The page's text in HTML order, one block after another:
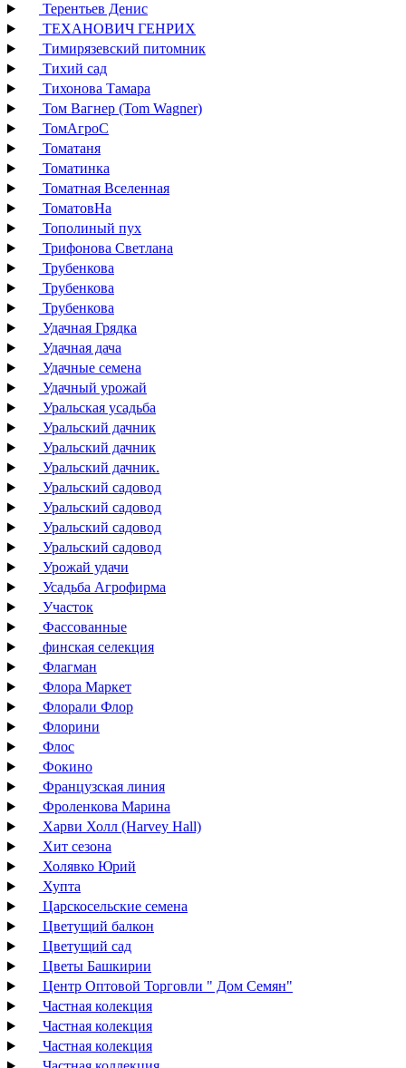
Терентьев Денис
ТЕХАНОВИЧ ГЕНРИХ
Тимирязевский питомник
Тихий сад
Тихонова Тамара
Том Вагнер (Tom Wagner)
ТомАгроС
Томатаня
Томатинка
Томатная Вселенная
ТоматовНа
Тополиный пух
Трифонова Светлана
Трубенкова
Трубенкова
Трубенкова
Удачная Грядка
Удачная дача
Удачные семена
Удачный урожай
Уральская усадьба
Уральский дачник
Уральский дачник
Уральский дачник.
Уральский садовод
Уральский садовод
Уральский садовод
Уральский садовод
Урожай удачи
Усадьба Агрофирма
Участок
Фассованные
финская селекция
Флагман
Флора Маркет
Флорали Флор
Флорини
Флос
Фокино
Французская линия
Фроленкова Марина
Харви Холл (Harvey Hall)
Хит сезона
Холявко Юрий
Хупта
Царскосельские семена
Цветущий балкон
Цветущий сад
Цветы Башкирии
Центр Оптовой Торговли " Дом Семян"
Частная колекция
Частная колекция
Частная колекция